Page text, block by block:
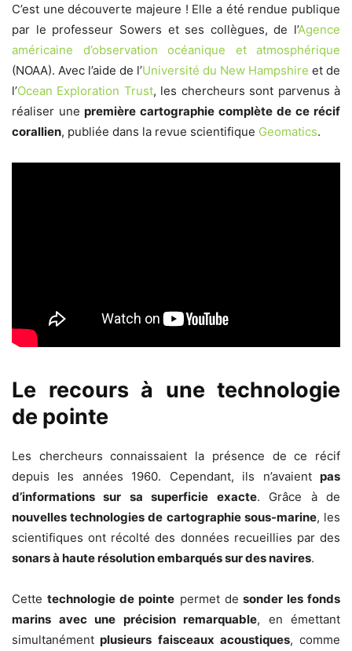
C’est une découverte majeure ! Elle a été rendue publique
par le professeur Sowers et ses collègues, de l’Agence
américaine d’observation océanique et atmosphérique
(NOAA). Avec l’aide de l’Université du New Hampshire et de
l’Ocean Exploration Trust, les chercheurs sont parvenus à
réaliser une première cartographie complète de ce récif
corallien, publiée dans la revue scientifique Geomatics.
Le recours à une technologie
de pointe
Les chercheurs connaissaient la présence de ce récif
depuis les années 1960. Cependant, ils n’avaient pas
d’informations sur sa superficie exacte. Grâce à de
nouvelles technologies de cartographie sous-marine, les
scientifiques ont récolté des données recueillies par des
sonars à haute résolution embarqués sur des navires.
Cettetechnologie de pointe permet de sonder les fonds
marins avec une précision remarquable, en émettant
simultanément plusieurs faisceaux acoustiques, comme